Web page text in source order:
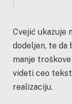
Cvejić ukazuje
dodeljen, te da
manje
videti ceo
realizaciju.